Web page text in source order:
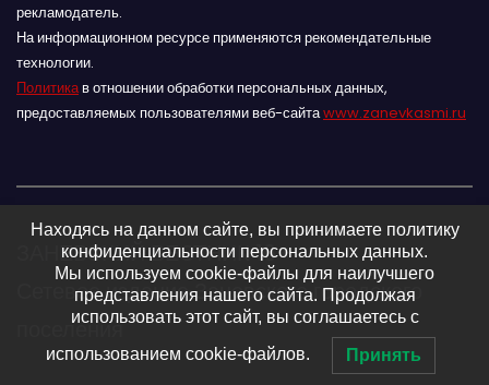
рекламодатель.
На информационном ресурсе применяются рекомендательные
технологии.
Политикав отношении обработки персональных данных,
предоставляемых пользователями веб-сайтаwww.zanevkasmi.ru
ЗАНЕВСКИЙ ВЕСТНИК 16+
Сетевое издание Заневского городского
поселения
Находясь на данном сайте, вы принимаете политику
конфиденциальности персональных данных.
Мы используем cookie-файлы для наилучшего
представления нашего сайта. Продолжая
использовать этот сайт, вы соглашаетесь с
использованием cookie-файлов. Принять